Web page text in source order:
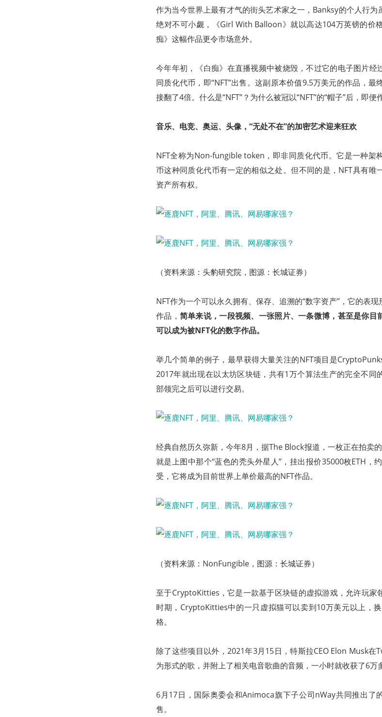
作为当今世界上最有才气的街头艺术家之一，Banksy的个人行
绝对不可小觑，《Girl With Balloon》就以高达104万英镑的价
痴》这幅作品更令市场意外。
今年年初，《白痴》在直播视频中被烧毁，不过它的电子图片经
同质化代币，即“NFT”出售。这副原本价值9.5万美元的作品，
接翻了4倍。什么是“NFT”？为什么被冠以“NFT”的“帽子”后，即便
音乐、电竞、奥运、头像，“无处不在”的加密艺术迎来狂欢
NFT全称为Non-fungible token，即非同质化代币。它是一种架
币这种同质化代币有一定的相似之处。但不同的是，NFT具有唯
资产所有权。
（资料来源：头豹研究院，图源：长城证券）
NFT作为一个可以永久拥有、保存、追溯的“数字资产”，它的表
作品， 简单来说，一段视频、一张照片、一条微博，甚至是你目
可以成为被NFT化的数字作品。
举几个简单的例子，最早获得大量关注的NFT项目是
2017年就出现在以太坊区块链，共有1万个算法生产的完全不同
部领完之后可以进行交易。
经典自然历久弥新，今年8月，据The Block报道，一枚正在拍卖
就是上图中那个“蓝色的秃头外星人”，挂出报价35000枚ETH，
受，它将成为目前世界上单价最高的NFT作品。
（资料来源：NonFungible，图源：长城证券）
至于CryptoKitties，它是一款基于区块链的虚拟游戏，允许玩家
时期，CryptoKitties中的一只虚拟猫可以卖到10万美元以上，
格。
除了这些项目以外，2021年3月15日，特斯拉CEO Elon Musk在
为形式的歌，并附上了相关电音歌曲的音频，一小时就收获了6万
6月17日，国际奥委会和Animoca旗下子公司nWay共同推出了
售。